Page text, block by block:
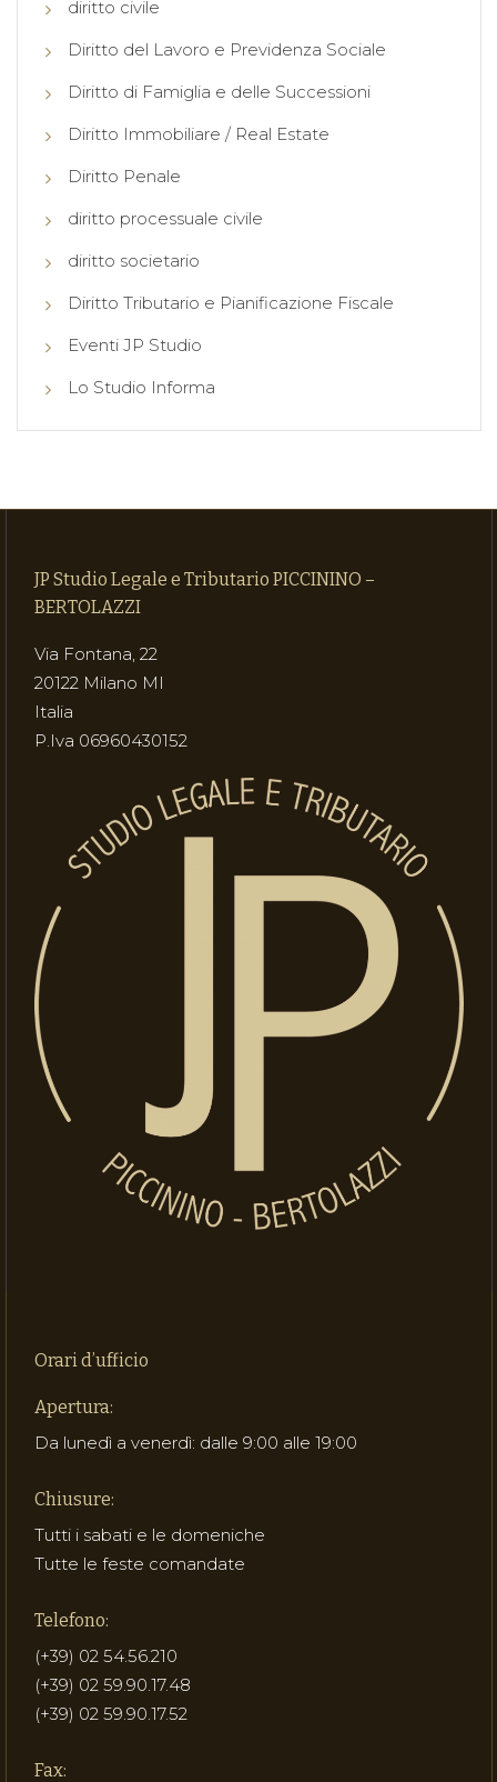
diritto civile
Diritto del Lavoro e Previdenza Sociale
Diritto di Famiglia e delle Successioni
Diritto Immobiliare / Real Estate
Diritto Penale
diritto processuale civile
diritto societario
Diritto Tributario e Pianificazione Fiscale
Eventi JP Studio
Lo Studio Informa
JP Studio Legale e Tributario PICCININO –
BERTOLAZZI
Via Fontana, 22
20122 Milano MI
Italia
P.Iva 06960430152
Orari d’ufficio
Apertura:
Da lunedì a venerdì: dalle 9:00 alle 19:00
Chiusure:
Tutti i sabati e le domeniche
Tutte le feste comandate
Telefono:
(+39) 02 54.56.210
(+39) 02 59.90.17.48
(+39) 02 59.90.17.52
Fax: